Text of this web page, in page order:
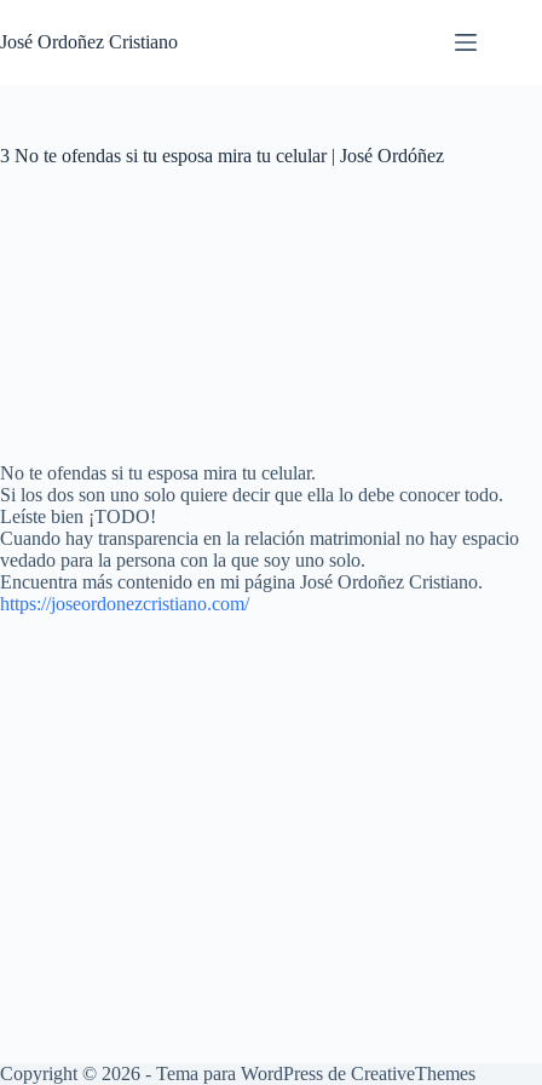
al
contenido
José Ordoñez Cristiano
3 No te ofendas si tu esposa mira tu celular | José Ordóñez
No te ofendas si tu esposa mira tu celular.
Si los dos son uno solo quiere decir que ella lo debe conocer todo.
Leíste bien ¡TODO!
Cuando hay transparencia en la relación matrimonial no hay espacio
vedado para la persona con la que soy uno solo.
Encuentra más contenido en mi página José Ordoñez Cristiano.
https://joseordonezcristiano.com/
Copyright © 2026 - Tema para WordPress de CreativeThemes